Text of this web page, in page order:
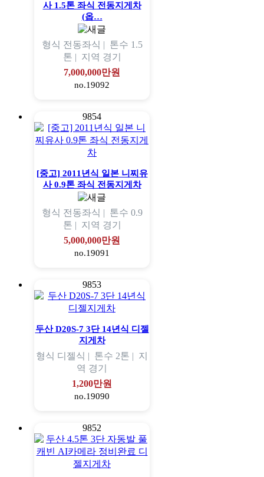
사 1.5톤 좌식 전동지게차
(옵…
형식 전동좌식 | 톤수 1.5
톤 | 지역 경기
7,000,000만원
no.19092
9854
[중고] 2011년식 일본 니찌유
사 0.9톤 좌식 전동지게차
형식 전동좌식 | 톤수 0.9
톤 | 지역 경기
5,000,000만원
no.19091
9853
두산 D20S-7 3단 14년식 디젤
지게차
형식 디젤식 | 톤수 2톤 | 지
역 경기
1,200만원
no.19090
9852